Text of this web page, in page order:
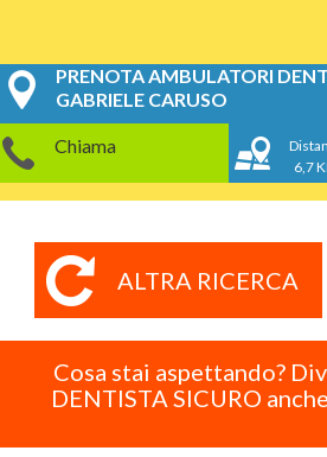
PRENOTA AMBULATORI
GABRIELE CARUSO
Chiama
6,7
ALTRA RICERCA
Cosa stai aspettando?
DENTISTA SICURO